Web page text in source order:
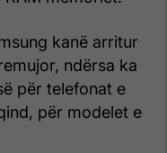
kanë arritur
ndërsa ka
për telefonat e
për modelet e